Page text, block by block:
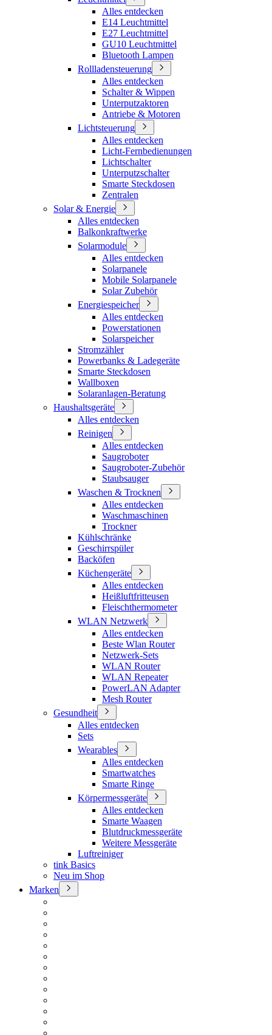
Alles entdecken
E14 Leuchtmittel
E27 Leuchtmittel
GU10 Leuchtmittel
Bluetooth Lampen
Rollladensteuerung
Alles entdecken
Schalter & Wippen
Unterputzaktoren
Antriebe & Motoren
Lichtsteuerung
Alles entdecken
Licht-Fernbedienungen
Lichtschalter
Unterputzschalter
Smarte Steckdosen
Zentralen
Solar & Energie
Alles entdecken
Balkonkraftwerke
Solarmodule
Alles entdecken
Solarpanele
Mobile Solarpanele
Solar Zubehör
Energiespeicher
Alles entdecken
Powerstationen
Solarspeicher
Stromzähler
Powerbanks & Ladegeräte
Smarte Steckdosen
Wallboxen
Solaranlagen-Beratung
Haushaltsgeräte
Alles entdecken
Reinigen
Alles entdecken
Saugroboter
Saugroboter-Zubehör
Staubsauger
Waschen & Trocknen
Alles entdecken
Waschmaschinen
Trockner
Kühlschränke
Geschirrspüler
Backöfen
Küchengeräte
Alles entdecken
Heißluftfritteusen
Fleischthermometer
WLAN Netzwerk
Alles entdecken
Beste Wlan Router
Netzwerk-Sets
WLAN Router
WLAN Repeater
PowerLAN Adapter
Mesh Router
Gesundheit
Alles entdecken
Sets
Wearables
Alles entdecken
Smartwatches
Smarte Ringe
Körpermessgeräte
Alles entdecken
Smarte Waagen
Blutdruckmessgeräte
Weitere Messgeräte
Luftreiniger
tink Basics
Neu im Shop
Marken